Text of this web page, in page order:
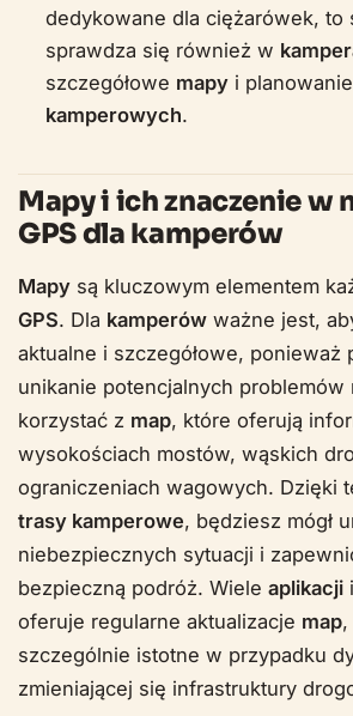
dedykowane dla ciężarówek, to
sprawdza się również w
szczegółowe mapy i
kamperowych.
Mapy i ich znaczenie w
GPS dla kamperów
Mapy są kluczowym elementem
GPS. Dla kamperów ważne jest,
aktualne i szczegółowe, ponieważ
unikanie potencjalnych problemów
korzystać z map, które oferują
wysokościach mostów, wąskich
ograniczeniach wagowych. Dzięki
trasy kamperowe, będziesz mógł
niebezpiecznych sytuacji i
bezpieczną podróż. Wiele aplikacji
oferuje regularne aktualizacje map
szczególnie istotne w przypadku
zmieniającej się infrastruktury